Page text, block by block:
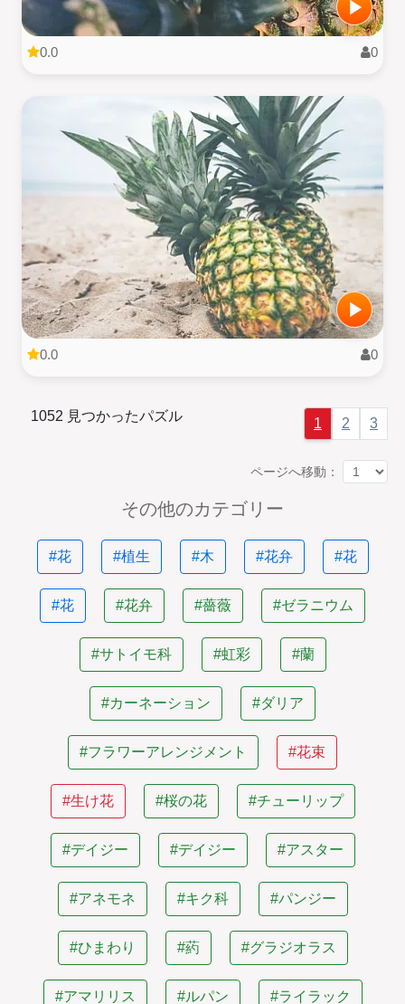
0.0 0
0.0 0
1052 見つかったパズル 1 2 3
ページへ移動：
その他のカテゴリー
#花 #植生 #木 #花弁 #花
#花 #花弁 #薔薇 #ゼラニウム
#サトイモ科 #虹彩 #蘭
#カーネーション #ダリア
#フラワーアレンジメント #花束
#生け花 #桜の花 #チューリップ
#デイジー #デイジー #アスター
#アネモネ #キク科 #パンジー
#ひまわり #葯 #グラジオラス
#アマリリス #ルパン #ライラック